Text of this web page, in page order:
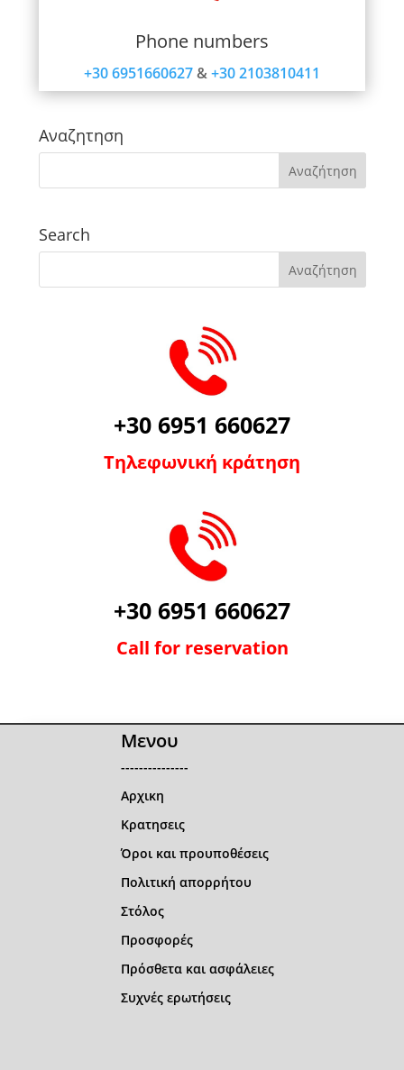
Αναζητηση
Search
+30 6951 660627
Τηλεφωνική κράτηση
+30 6951 660627
Call for reservation
Phone numbers
+30 6951660627&+30 2103810411
Μενου
---------------
Αρχικη
Κρατησεις
Όροι και προυποθέσεις
Πολιτική απορρήτου
Στόλος
Προσφορές
Πρόσθετα και ασφάλειες
Συχνές ερωτήσεις